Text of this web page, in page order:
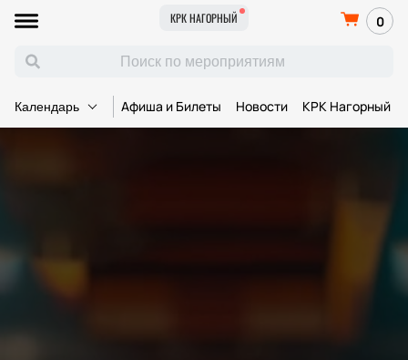
КРК НАГОРНЫЙ 0
Календарь Афиша и Билеты Новости КРК Нагорный